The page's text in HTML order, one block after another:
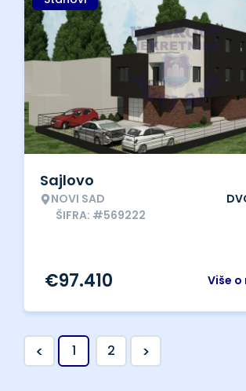
Sajlovo
NOVI SAD
ŠIFRA: #569222
Više o
€97.410
< 1 2 >